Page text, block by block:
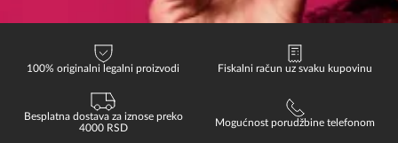
100% originalni legalni proizvodi Fiskalni račun uz svaku kupovinu
Besplatna dostava za iznose preko
4000 RSD
Mogućnost porudžbine telefonom